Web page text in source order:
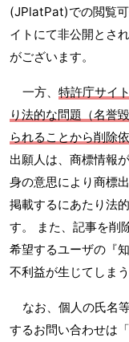
(JPlatPat)での閲覧
イトにて非公開とさ
がございます。
一方、 特許庁サイ
り法的な問題（名誉
られることから削除
出願人は、商標情報
身の意思により商標
掲載するにあたり法
す。 また、記事を削
希望するユーザの『
不利益が生じてしまう
なお、個人の氏名
するお問い合わせは「